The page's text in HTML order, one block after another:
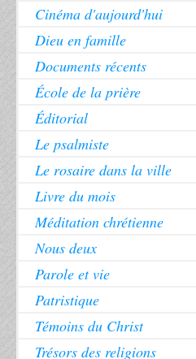
Cinéma d'aujourd'hui
Dieu en famille
Documents récents
École de la prière
Éditorial
Le psalmiste
Le rosaire dans la ville
Livre du mois
Méditation chrétienne
Nous deux
Parole et vie
Patristique
Témoins du Christ
Trésors des religions